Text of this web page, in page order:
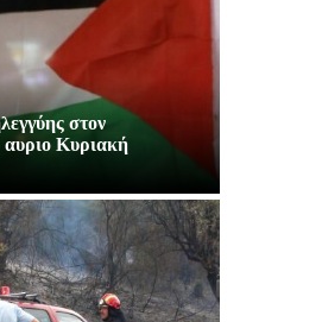
στον
αυριο Κυριακή